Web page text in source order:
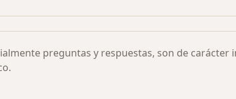
preguntas y respuestas, son de